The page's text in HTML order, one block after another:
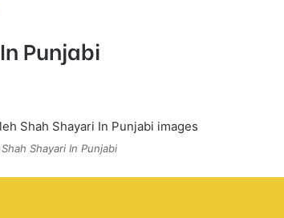
Punjabi
Shayari In Punjabi